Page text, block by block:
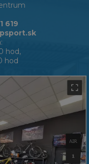
619
hod,
hod